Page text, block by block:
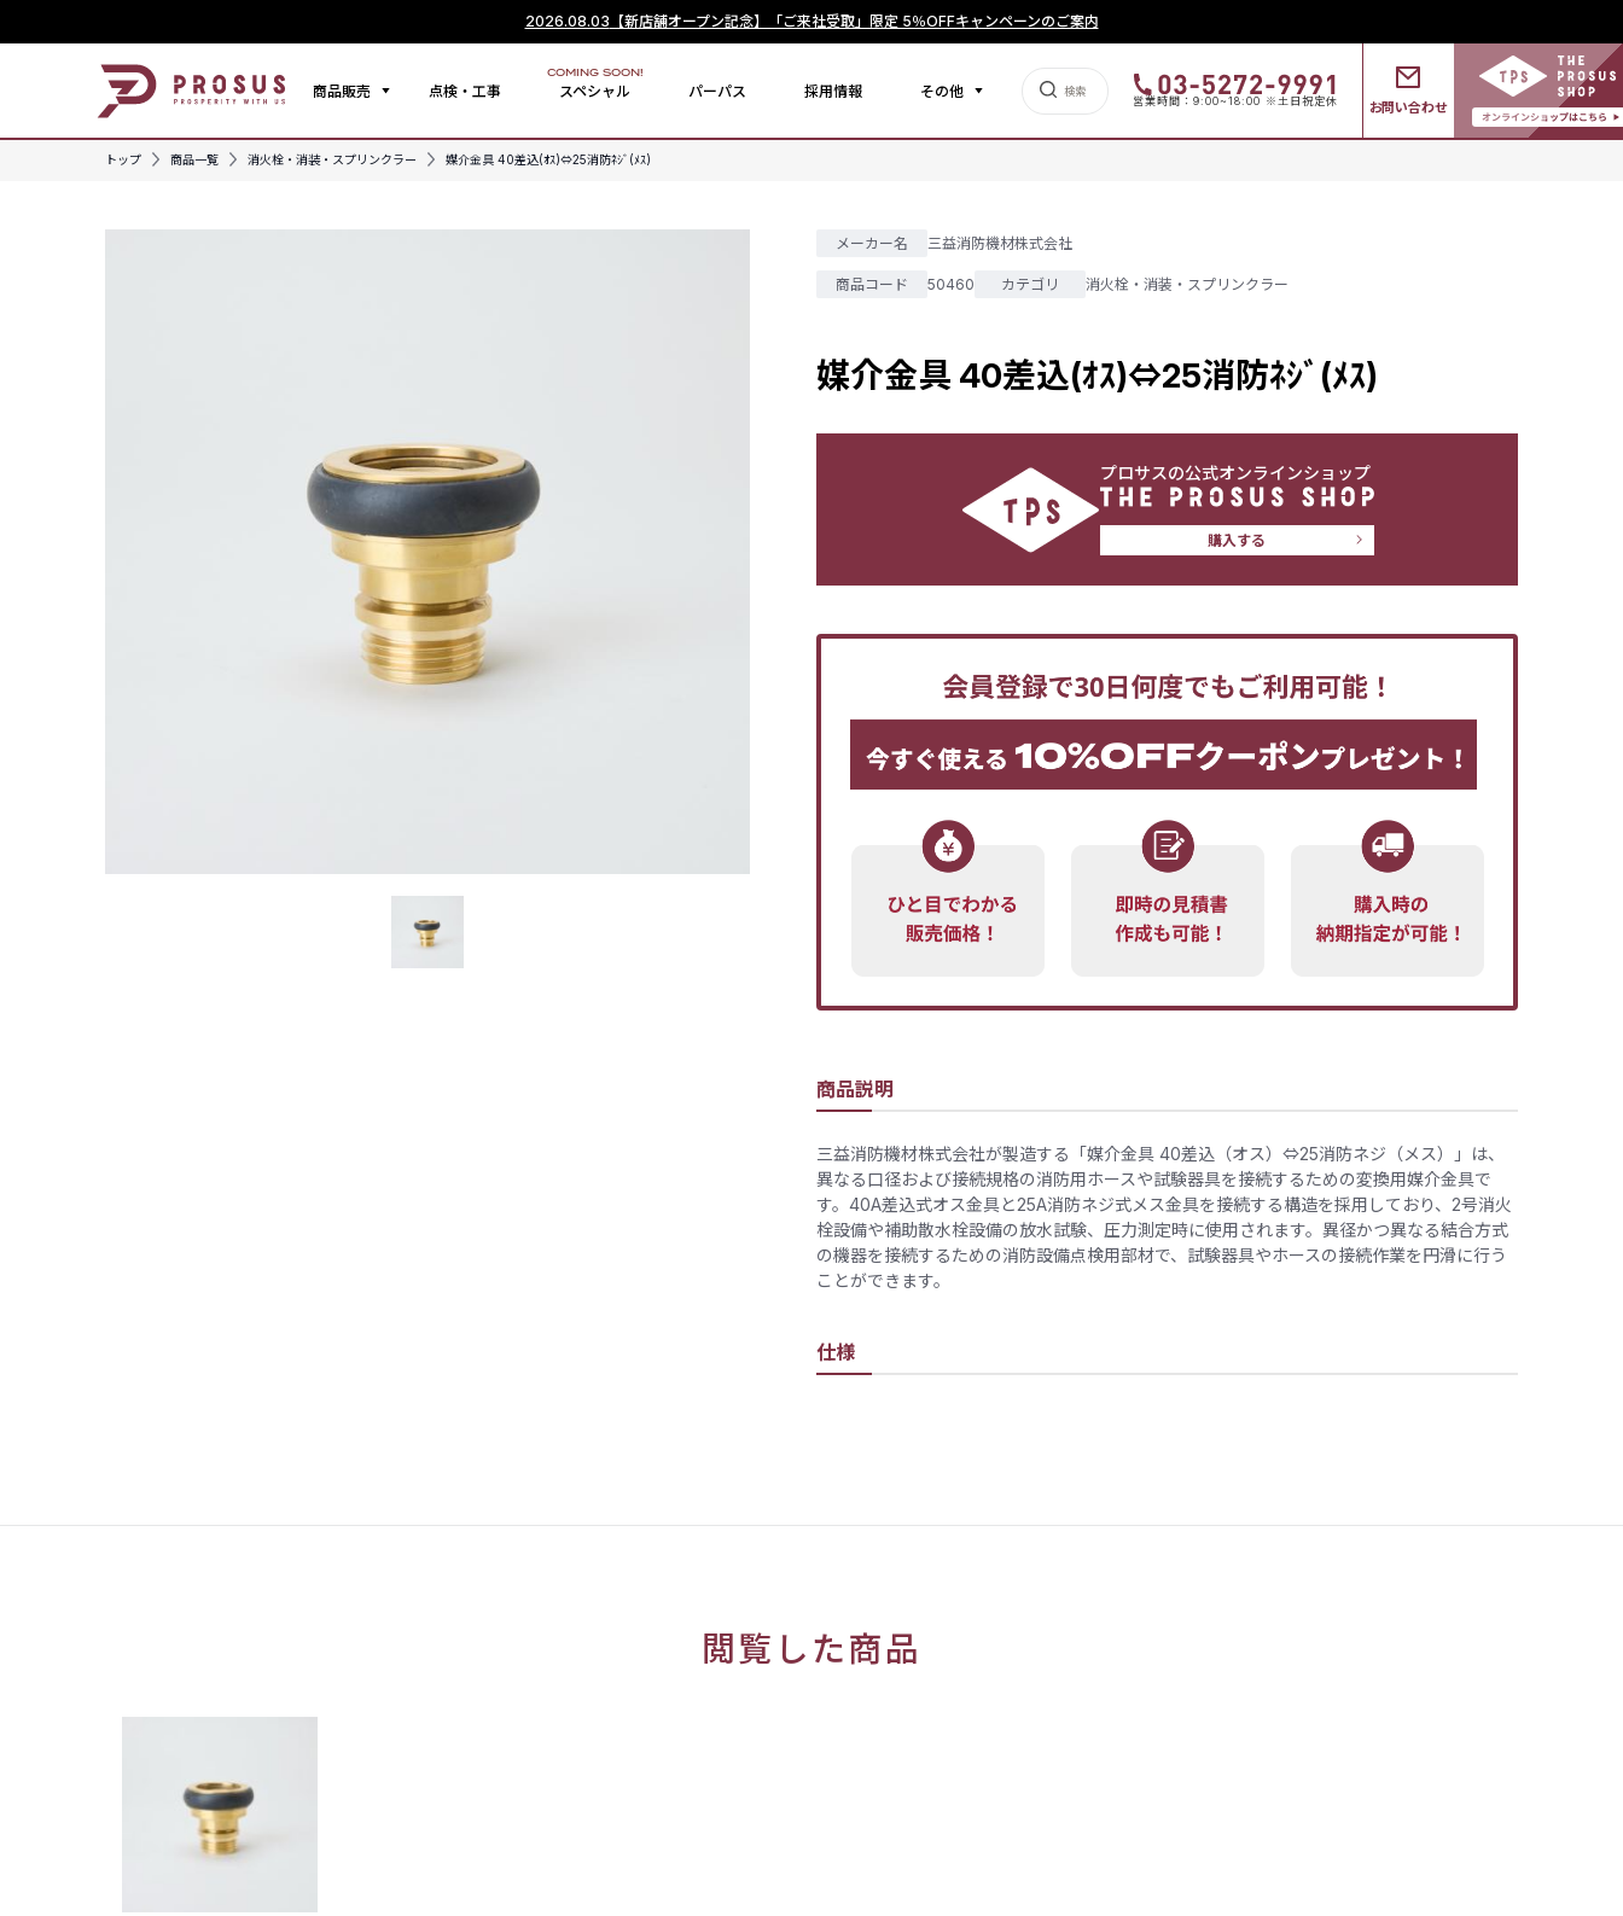
2026.08.03 【新店舗オープン記念】「ご来社受取」限定 5％OFFキャンペーンのご案内
商品販売 点検・工事 スペシャル
COMING SOON!
パーパス 採用情報 その他
営業時間：9:00~18:00 ※土日祝定休 お問い合わせ
トップ 商品一覧 消火栓・消装・スプリンクラー 媒介金具 40差込(ｵｽ)⇔25消防ﾈｼﾞ(ﾒｽ)
メーカー名 三益消防機材株式会社
商品コード 50460 カテゴリ 消火栓・消装・スプリンクラー
媒介金具 40差込(ｵｽ)⇔25消防ﾈｼﾞ(ﾒｽ)
プロサスの公式オンラインショップ
購入する
商品説明
三益消防機材株式会社が製造する「媒介金具 40差込（オス）⇔25消防ネジ（メス）」は、
異なる口径および接続規格の消防用ホースや試験器具を接続するための変換用媒介金具で
す。40A差込式オス金具と25A消防ネジ式メス金具を接続する構造を採用しており、2号消火
栓設備や補助散水栓設備の放水試験、圧力測定時に使用されます。異径かつ異なる結合方式
の機器を接続するための消防設備点検用部材で、試験器具やホースの接続作業を円滑に行う
ことができます。
仕様
閲覧した商品